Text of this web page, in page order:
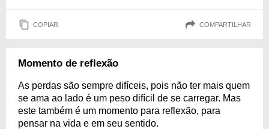
COPIAR COMPARTILHAR
Momento de reflexão
As perdas são sempre difíceis, pois não ter mais quem
se ama ao lado é um peso difícil de se carregar. Mas
este também é um momento para reflexão, para
pensar na vida e em seu sentido.